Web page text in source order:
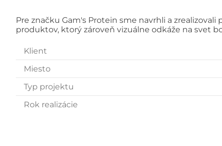
Pre značku Gam's Protein sme navrhli a
produktov, ktorý zároveň vizuálne odkáže na svet
Klient
Miesto
Typ projektu
Rok realizácie